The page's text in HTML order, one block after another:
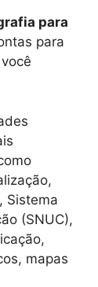
para
para
Sistema
(SNUC),
mapas